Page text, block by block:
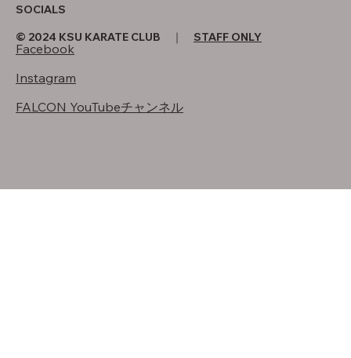
SOCIALS
Facebook
Instagram
FALCON YouTubeチャンネル
© 2024 KSU KARATE CLUB ｜ STAFF ONLY